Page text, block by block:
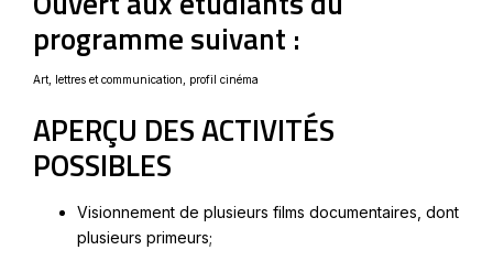
programme suivant :
Art, lettres et communication, profil cinéma
APERÇU DES ACTIVITÉS
POSSIBLES
Visionnement de plusieurs films documentaires, dont
plusieurs primeurs;